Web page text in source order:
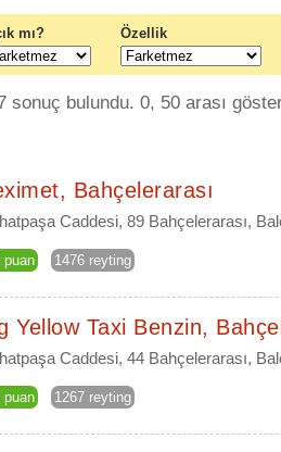
mı? Özellik
sonuç bulundu. 0, 50 arası
Bahçelerarası
Caddesi, 89 Bahçelerarası,
puan 1476 reyting
Yellow Taxi Benzin,
Caddesi, 44 Bahçelerarası,
puan 1267 reyting